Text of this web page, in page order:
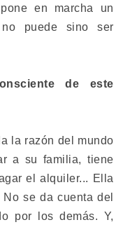
en marcha un
puede sino ser
de este
la razón del mundo
a su familia, tiene
el alquiler... Ella
se da cuenta del
por los demás. Y,